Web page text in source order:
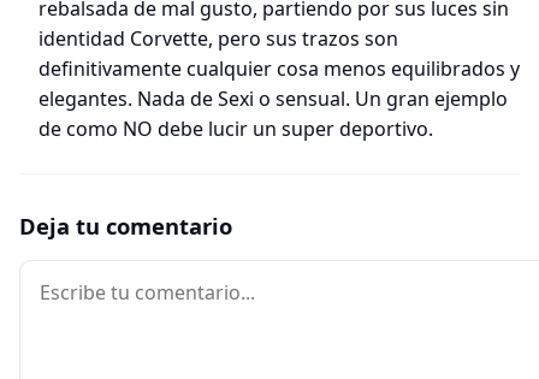
rebalsada de mal gusto, partiendo por sus luces sin
identidad Corvette, pero sus trazos son
definitivamente cualquier cosa menos equilibrados y
elegantes. Nada de Sexi o sensual. Un gran ejemplo
de como NO debe lucir un super deportivo.
Deja tu comentario
Comentario